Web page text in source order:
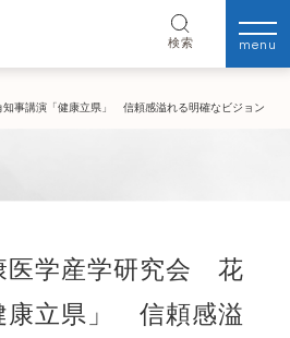
検索 menu
事講演「健康立県」 信頼感溢れる明確なビジョン
学産学研究会 花
康立県」 信頼感溢